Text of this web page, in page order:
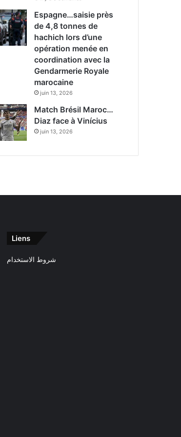
Espagne…saisie près
de 4,8 tonnes de
hachich lors d’une
opération menée en
coordination avec la
Gendarmerie Royale
marocaine
juin 13, 2026
Match Brésil Maroc…
Diaz face à Vinícius
juin 13, 2026
Liens
شروط الاستخدام